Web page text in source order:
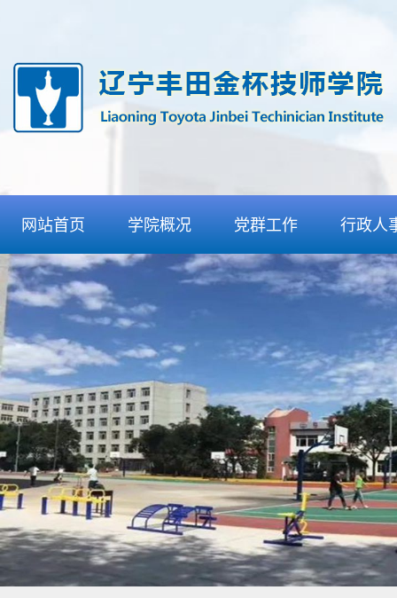
网站首页 学院概况
学院介绍
组织机构
特色优势
师资力量
学院荣誉
魅力校园
新闻中心
党群工作
党委工作
工会工作
行政人
人事招
信息发
检查通